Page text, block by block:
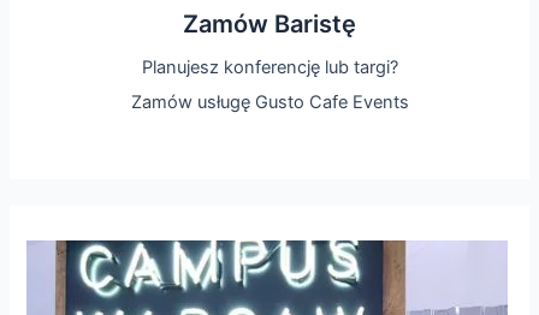
Zamów Baristę
Planujesz konferencję lub targi?
Zamów usługę Gusto Cafe Events